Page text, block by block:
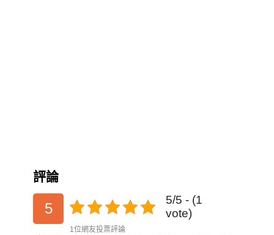
評論
5
5/5 - (1
vote)
1位網友投票評論